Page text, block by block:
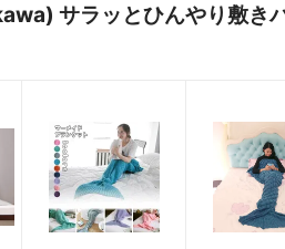
サラッとひんやり敷き